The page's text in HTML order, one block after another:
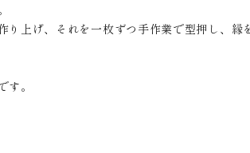
上げ、それを一枚ずつ手作業で型押し、縁
。